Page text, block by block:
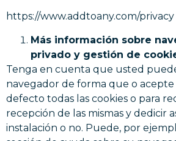
https://www.addtoany.com/privacy
Más información sobre
privado y gestión de
Tenga en cuenta que usted
navegador de forma que o
defecto todas las cookies o para
recepción de las mismas y dedicir
instalación o no. Puede, por